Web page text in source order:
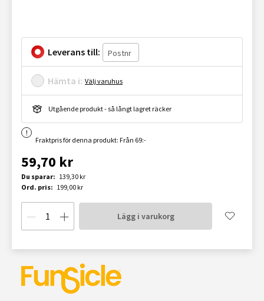
Leverans till:
Hämta i: Välj varuhus
Utgående produkt - så långt lagret räcker
Fraktpris för denna produkt: Från 69:-
59,70 kr
Du sparar: 139,30 kr
Ord. pris: 199,00 kr
Lägg i varukorg